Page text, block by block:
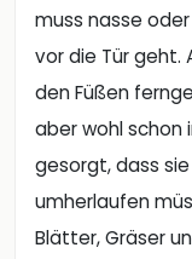
muss nasse
vor die Tür geht.
den Füßen
aber wohl schon
gesorgt, dass
umherlaufen
Blätter, Gräser